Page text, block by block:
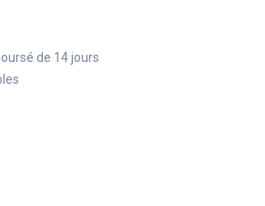
de 14 jours